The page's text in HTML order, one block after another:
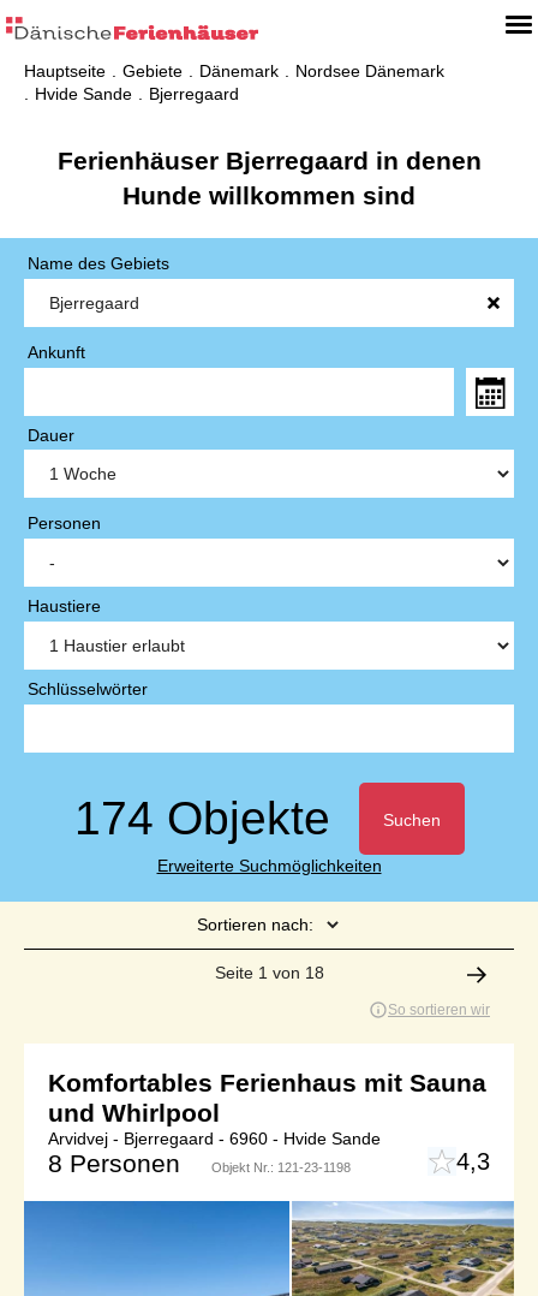
Hauptseite Gebiete Dänemark
Nordsee Dänemark
Hvide Sande
Bjerregaard
Ferienhäuser Bjerregaard in denen
Hunde willkommen sind
Name des Gebiets
Ankunft
Dauer
Personen
Haustiere
Schlüsselwörter
174 Objekte Suchen
Erweiterte Suchmöglichkeiten
Sortieren nach:
Seite 1 von 18
So sortieren wir
Komfortables Ferienhaus mit Sauna
und Whirlpool
Arvidvej - Bjerregaard - 6960 - Hvide Sande
8 Personen Objekt Nr.: 121-23-1198 4,3